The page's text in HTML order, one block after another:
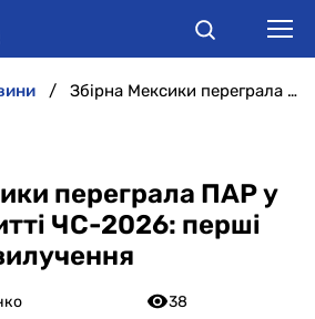
Збірна Мексики переграла ПАР у матчі-відкритті ЧС-2026: перші голи та три вилучення
переграла ПАР у
ЧС-2026: перші
38